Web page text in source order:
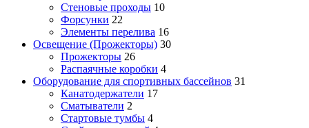
Стеновые проходы 10
Форсунки 22
Элементы перелива 16
Освещение (Прожекторы) 30
Прожекторы 26
Распаячные коробки 4
Оборудование для спортивных бассейнов 31
Канатодержатели 17
Сматыватели 2
Стартовые тумбы 4